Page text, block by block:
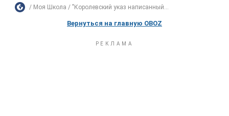
Моя Школа "Королевский указ написанный...
Вернуться на главную OBOZ